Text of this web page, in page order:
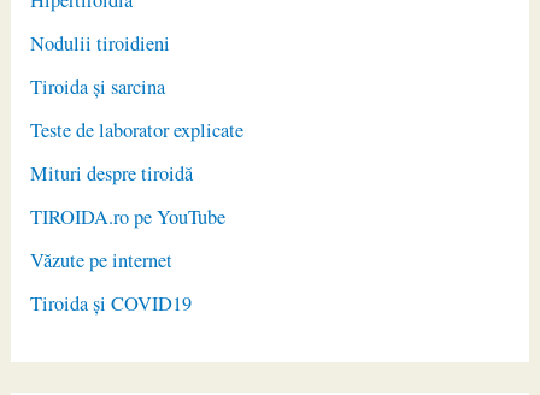
Nodulii tiroidieni
Tiroida și sarcina
Teste de laborator explicate
Mituri despre tiroidă
TIROIDA.ro pe YouTube
Văzute pe internet
Tiroida și COVID19